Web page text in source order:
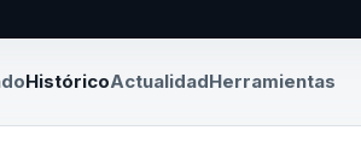
HistóricoActualidadHerramientas